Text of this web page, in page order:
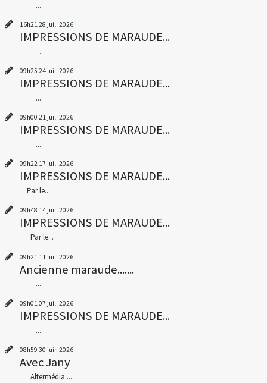
...
16h2128 juil. 2026
IMPRESSIONS DE MARAUDE...
...
09h25 24 juil. 2026
IMPRESSIONS DE MARAUDE...
...
09h00 21 juil. 2026
IMPRESSIONS DE MARAUDE...
...
09h22 17 juil. 2026
IMPRESSIONS DE MARAUDE...
Par le...
09h48 14 juil. 2026
IMPRESSIONS DE MARAUDE...
Par le...
09h21 11 juil. 2026
Ancienne maraude.......
...
09h01 07 juil. 2026
IMPRESSIONS DE MARAUDE...
...
08h59 30 juin 2026
Avec Jany
Altermédia ...